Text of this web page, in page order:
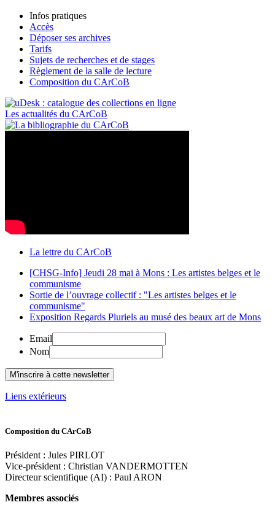
Infos pratiques
Accès
Déposer ses archives
Tarifs
Sujets de recherches et de stages
Règlement de la salle de lecture
Composition du CArCoB
Les actualités du CArCoB
La lettre du CArCoB
[CHSG-Info] Jeudi 28 mai à Mons : Les artistes belges et le
communisme
Sortie de l’ouvrage collectif : "Les artistes belges et le
communisme"
Exposition Regards Pluriels au musé des beaux art de Mons
Email
Nom
Liens extérieurs
Composition du CArCoB
Président : Jules PIRLOT
Vice-président : Christian VANDERMOTTEN
Directeur scientifique (AI) : Paul ARON
Membres associés